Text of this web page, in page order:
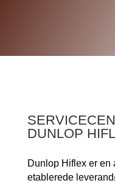
DUNLOP
Dunlop Hiflex er en
etablerede